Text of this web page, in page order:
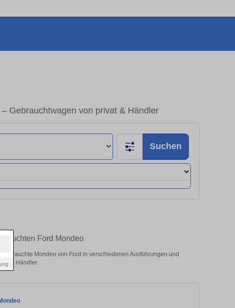
Gebrauchtwagen von privat & Händler
Suchen
Ford Mondeo
Mondeo von Ford in verschiedenen Ausführungen und
vom Händler.